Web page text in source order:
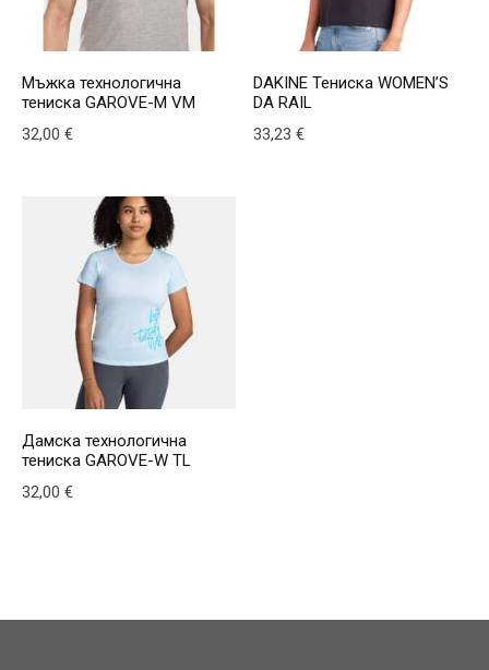
Мъжка технологична
тениска GAROVE-M VM
32,00 €
DAKINE Тениска WOMEN’S
DA RAIL
33,23€
Дамска технологична
тениска GAROVE-W TL
32,00 €